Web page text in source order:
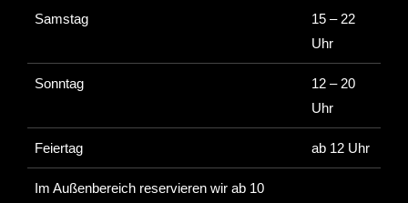
Samstag
15 – 22
Uhr
Sonntag
12 – 20
Uhr
Feiertag ab 12 Uhr
Im Außenbereich reservieren wir ab 10